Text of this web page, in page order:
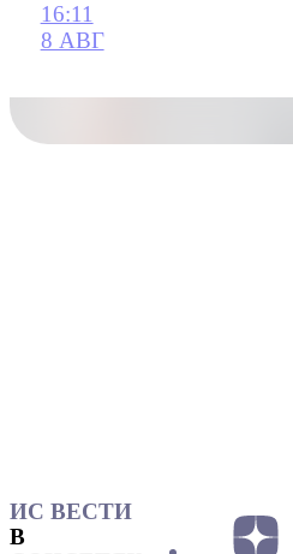
16:11
8 АВГ
ИС ВЕСТИ
В